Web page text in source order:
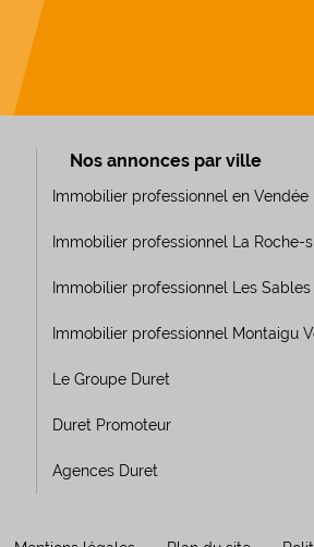
Nos annonces par ville
Immobilier professionnel en Vendée
Immobilier professionnel La Roche-
Immobilier professionnel Les Sables
Immobilier professionnel Montaigu
Le Groupe Duret
Duret Promoteur
Agences Duret